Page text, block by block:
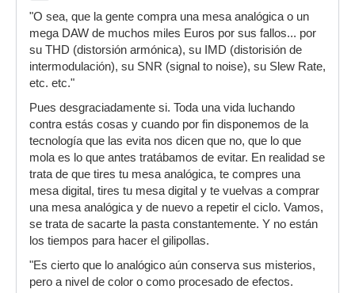
"O sea, que la gente compra una mesa analógica o un
mega DAW de muchos miles Euros por sus fallos... por
su THD (distorsión armónica), su IMD (distorisión de
intermodulación), su SNR (signal to noise), su Slew Rate,
etc. etc."
Pues desgraciadamente si. Toda una vida luchando
contra estás cosas y cuando por fin disponemos de la
tecnología que las evita nos dicen que no, que lo que
mola es lo que antes tratábamos de evitar. En realidad se
trata de que tires tu mesa analógica, te compres una
mesa digital, tires tu mesa digital y te vuelvas a comprar
una mesa analógica y de nuevo a repetir el ciclo. Vamos,
se trata de sacarte la pasta constantemente. Y no están
los tiempos para hacer el gilipollas.
"Es cierto que lo analógico aún conserva sus misterios,
pero a nivel de color o como procesado de efectos.